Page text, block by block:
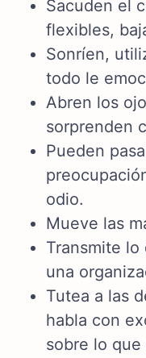
Sacuden el
flexibles,
Sonríen,
todo le
Abren los
sorprenden
Pueden
odio.
Mueve las
Transmite
una
Tutea a las
habla con
sobre lo